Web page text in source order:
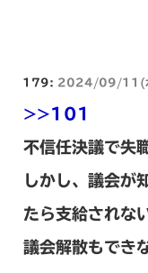
179: 2024/09/11(
>>101
不信任決議で失
しかし、議会が
たら支給されな
議会解散もでき